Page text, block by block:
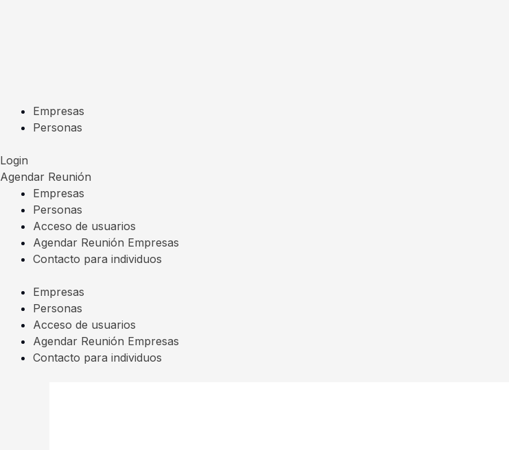
Empresas
Personas
Login
Agendar Reunión
Empresas
Personas
Acceso de usuarios
Agendar Reunión Empresas
Contacto para individuos
Empresas
Personas
Acceso de usuarios
Agendar Reunión Empresas
Contacto para individuos